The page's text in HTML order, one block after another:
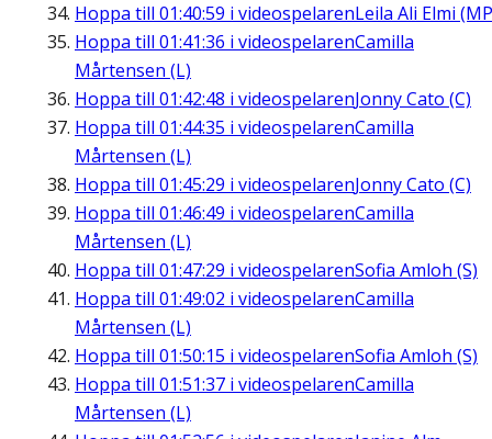
Hoppa till 01:40:59 i videospelarenLeila Ali Elmi
Hoppa till 01:41:36 i videospelarenCamilla
Mårtensen (L)
Hoppa till 01:42:48 i videospelarenJonny Cato (C)
Hoppa till 01:44:35 i videospelarenCamilla
Mårtensen (L)
Hoppa till 01:45:29 i videospelarenJonny Cato (C)
Hoppa till 01:46:49 i videospelarenCamilla
Mårtensen (L)
Hoppa till 01:47:29 i videospelarenSofia Amloh (S)
Hoppa till 01:49:02 i videospelarenCamilla
Mårtensen (L)
Hoppa till 01:50:15 i videospelarenSofia Amloh (S)
Hoppa till 01:51:37 i videospelarenCamilla
Mårtensen (L)